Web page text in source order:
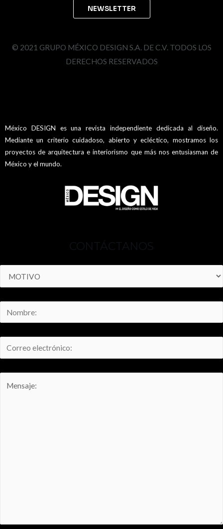
© 2021 GRUPO MÉXICO DESIGN S.A. DE C.V. TODOS LOS
DERECHOS RESERVADOS
México DESIGN es una revista independiente dedicada al diseño.
Mediante un criterio cuidadoso, abierto y ecléctico, mostramos los
proyectos de arquitectura e interiorismo que más nos entusiasman de
México y el mundo.
CONTÁCTANOS